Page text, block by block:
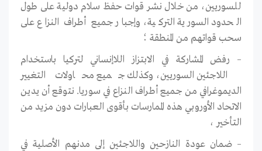
للسوريين، من خلال نشر قوات حفظ سلام دولية على طول
الحدود السورية التركية، وإجبار جميع أطراف النزاع على
سحب قواتهم من المنطقة ؛
– رفض المشاركة في الابتزاز اللاإنساني لتركيا باستخدام
اللاجئين السوريين، وكذلك جميع محاولات التغيير
الديموغرافي من جميع أطراف النزاع في سوريا. نتوقع أن يدين
الاتحاد الأوروبي هذه الممارسات بأقوى العبارات دون مزيد من
التأخير ،
– ضمان عودة النازحين واللاجئين إلى مدنهم الأصلية في